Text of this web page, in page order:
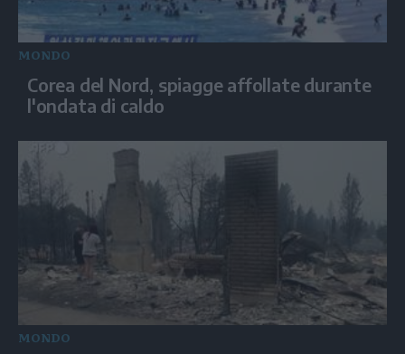
MONDO
Corea del Nord, spiagge affollate durante
l'ondata di caldo
MONDO